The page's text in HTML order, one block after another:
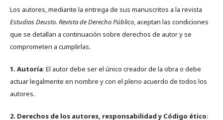
Los autores, mediante la entrega de sus manuscritos a la revista
Estudios Deusto. Revista de Derecho Público, aceptan las condiciones
que se detallan a continuación sobre derechos de autor y se
comprometen a cumplirlas.
1. Autoría: El autor debe ser el único creador de la obra o debe
actuar legalmente en nombre y con el pleno acuerdo de todos los
autores.
2. Derechos de los autores, responsabilidad y Código ético: